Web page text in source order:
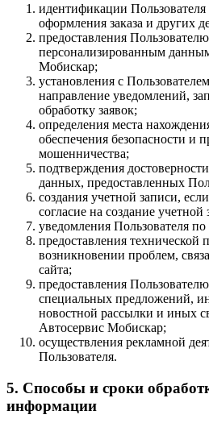
идентификации Пользователя
оформления заказа и других
предоставления
персонализированным
Мобискар;
установления с
направление уведомлений,
обработку заявок;
определения места
обеспечения безопасности и
мошенничества;
подтверждения
данных, предоставленных
создания учетной записи,
согласие на создание учетной
уведомления Пользователя
предоставления технической
возникновении проблем,
сайта;
предоставления
специальных предложений,
новостной рассылки и иных
Автосервис Мобискар;
осуществления рекламной
Пользователя.
5. Способы и сроки
информации